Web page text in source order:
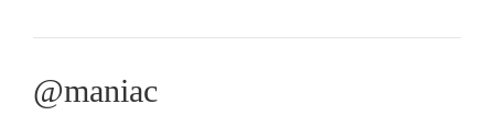
@maniac